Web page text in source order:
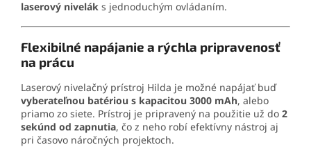
laserový nivelák s jednoduchým ovládaním.
Flexibilné napájanie a rýchla pripravenosť
na prácu
Laserový nivelačný prístroj Hilda je možné napájať buď
vyberateľnou batériou s kapacitou 3000 mAh, alebo
priamo zo siete. Prístroj je pripravený na použitie už do 2
sekúnd od zapnutia, čo z neho robí efektívny nástroj aj
pri časovo náročných projektoch.